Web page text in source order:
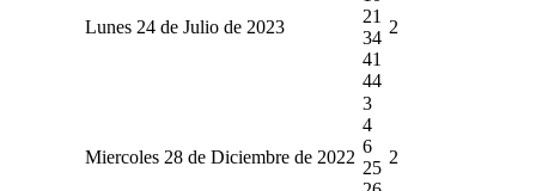
Lunes 24 de Julio de 2023
21
34
41
44
2
Miercoles 28 de Diciembre de 2022
3
4
6
25
2